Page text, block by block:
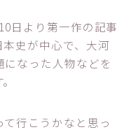
日より第一作の記事
史が中心で、大河
になった人物などを
行こうかなと思っ